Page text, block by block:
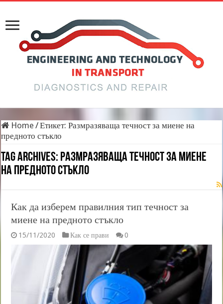
Home /Етикет:Размразяваща течност за миене на
предното стъкло
Tag Archives: Размразяваща течност за миене
на предното стъкло
Как да изберем правилния тип течност за
миене на предното стъкло
15/11/2020 Как се прави 0